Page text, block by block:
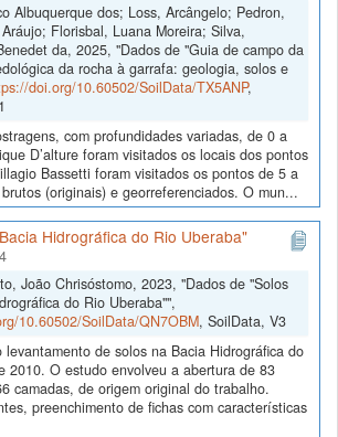
Albuquerque dos; Loss, Arcângelo; Pedron,
Florisbal, Luana Moreira; Silva,
da, 2025, "Dados de "Guia de campo da
da rocha à garrafa: geologia, solos e
doi.org/10.60502/SoilData/TX5ANP,
com profundidades variadas, de 0 a
D’alture foram visitados os locais dos pontos
Bassetti foram visitados os pontos de 5 a
(originais) e georreferenciados. O mun...
Hidrográfica do Rio Uberaba"
João Chrisóstomo, 2023, "Dados de "Solos
do Rio Uberaba"",
10.60502/SoilData/QN7OBM, SoilData, V3
levantamento de solos na Bacia Hidrográfica do
2010. O estudo envolveu a abertura de 83
camadas, de origem original do trabalho.
preenchimento de fichas com características